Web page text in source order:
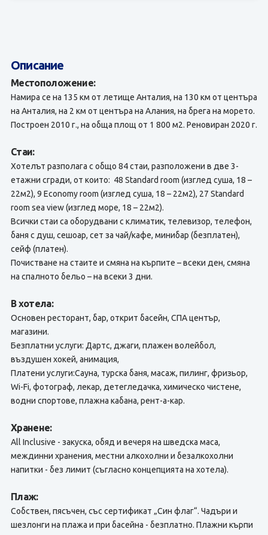
Описание
Местоположение:
Намира се на 135 км от летище Анталия, на 130 км от центъра
на Анталия, на 2 км от центъра на Алания, на брега на морето.
Построен 2010 г., на обща площ от 1 800 м2. Реновиран 2020 г.
Стаи:
Хотелът разполага с общо 84 стаи, разположени в две 3-
етажни сгради, от които: 48 Standard room (изглед суша, 18 –
22м2), 9 Economy room (изглед суша, 18 – 22м2), 27 Standard
room sea view (изглед море, 18 – 22м2).
Всички стаи са оборудвани с климатик, телевизор, телефон,
баня с душ, сешоар, сет за чай/кафе, минибар (безплатен),
сейф (платен).
Почистване на стаите и смяна на кърпите – всеки ден, смяна
на спалното бельо – на всеки 3 дни.
В хотела:
Основен ресторант, бар, открит басейн, СПА център,
магазини.
Безплатни услуги: Дартс, джаги, плажен волейбол,
въздушен хокей, анимация,
Платени услуги:Сауна, турска баня, масаж, пилинг, фризьор,
Wi-Fi, фотограф, лекар, детегледачка, химическо чистене,
водни спортове, плажна кабана, рент-а-кар.
Хранене:
All Inclusive - закуска, обяд и вечеря на шведска маса,
междинни хранения, местни алкохолни и безалкохолни
напитки - без лимит (съгласно концепцията на хотела).
Плаж:
Собствен, пясъчен, със сертификат „Син флаг“. Чадъри и
шезлонги на плажа и при басейна - безплатно. Плажни кърпи